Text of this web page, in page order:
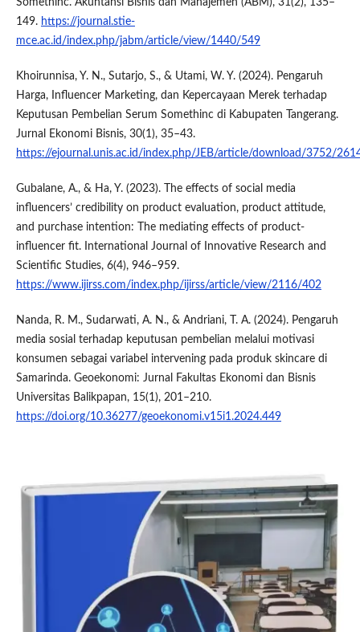
149. https://journal.stie-
mce.ac.id/index.php/jabm/article/view/1440/549
Khoirunnisa, Y. N., Sutarjo, S., & Utami, W. Y. (2024). Pengaruh
Harga, Influencer Marketing, dan Kepercayaan Merek terhadap
Keputusan Pembelian Serum Somethinc di Kabupaten Tangerang.
Jurnal Ekonomi Bisnis, 30(1), 35–43.
https://ejournal.unis.ac.id/index.php/JEB/article/download/3752/
Gubalane, A., & Ha, Y. (2023). The effects of social media
influencers’ credibility on product evaluation, product attitude,
and purchase intention: The mediating effects of product-
influencer fit. International Journal of Innovative Research and
Scientific Studies, 6(4), 946–959.
https://www.ijirss.com/index.php/ijirss/article/view/2116/402
Nanda, R. M., Sudarwati, A. N., & Andriani, T. A. (2024). Pengaruh
media sosial terhadap keputusan pembelian melalui motivasi
konsumen sebagai variabel intervening pada produk skincare di
Samarinda. Geoekonomi: Jurnal Fakultas Ekonomi dan Bisnis
Universitas Balikpapan, 15(1), 201–210.
https://doi.org/10.36277/geoekonomi.v15i1.2024.449